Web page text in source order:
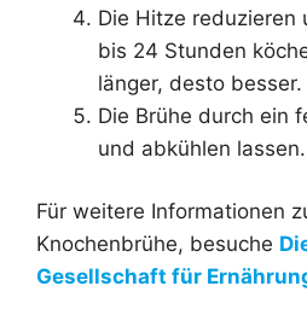
Die Hitze reduzieren
bis 24 Stunden
länger, desto besser.
Die Brühe durch ein
und abkühlen lassen.
Für weitere Informationen
Knochenbrühe, besuche
Gesellschaft für